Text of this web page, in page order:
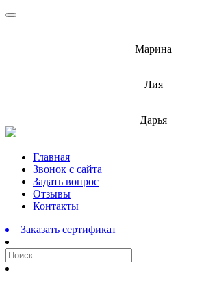
Марина
Лия
Дарья
Перейти
содержимому
Главная
Звонок с сайта
Задать вопрос
Отзывы
Контакты
Заказать сертификат